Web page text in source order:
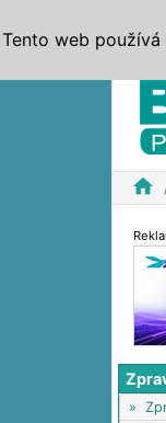
home
»
Tento web